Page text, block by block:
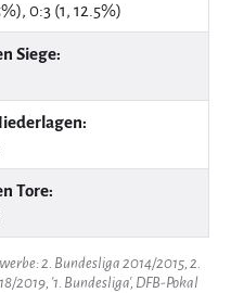
0:3 (1, 12.5%)
Siege:
Tore:
2. Bundesliga 2014/2015, 2.
2019, '1. Bundesliga', DFB-Pokal